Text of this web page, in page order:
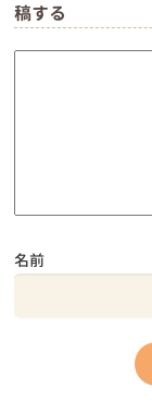
稿する
名前